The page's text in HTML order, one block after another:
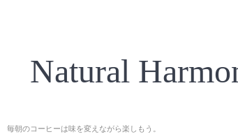
Natural
毎朝のコーヒーは味を変えながら楽しもう。